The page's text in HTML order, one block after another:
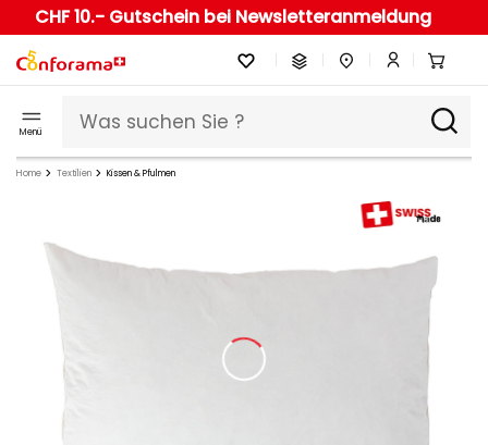
CHF 10.- Gutschein bei Newsletteranmeldung
Menü
Home Textilien Kissen & Pfulmen